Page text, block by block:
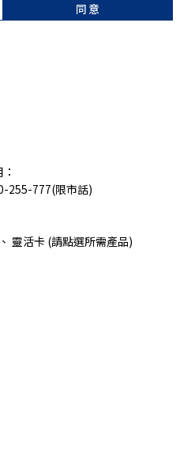
同意
255-777(限市話)
靈活卡(請點選所需產品)